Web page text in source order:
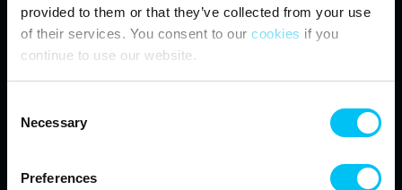
provided to them or that they’ve collected from your use
of their services. You consent to our cookies if you
continue to use our website.
Selection
Necessary
Preferences
info@feriehuse.dk
+45 98 48 86 55